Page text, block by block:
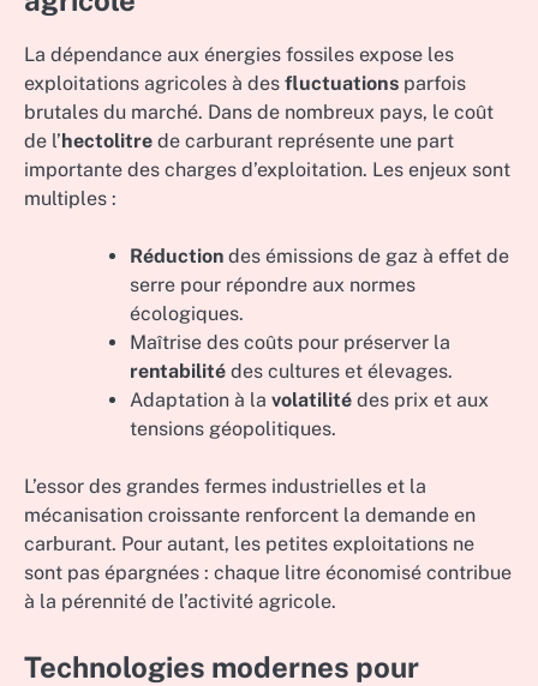
La dépendance aux énergies fossiles expose les
exploitations agricoles à des fluctuations parfois
brutales du marché. Dans de nombreux pays, le coût
de l’ hectolitre de carburant représente une part
importante des charges d’exploitation. Les enjeux sont
multiples :
Réduction des émissions de gaz à effet de
serre pour répondre aux normes
écologiques.
Maîtrise des coûts pour préserver la
rentabilité des cultures et élevages.
Adaptation à la volatilité des prix et aux
tensions géopolitiques.
L’essor des grandes fermes industrielles et la
mécanisation croissante renforcent la demande en
carburant. Pour autant, les petites exploitations ne
sont pas épargnées : chaque litre économisé contribue
à la pérennité de l’activité agricole.
Technologies modernes pour